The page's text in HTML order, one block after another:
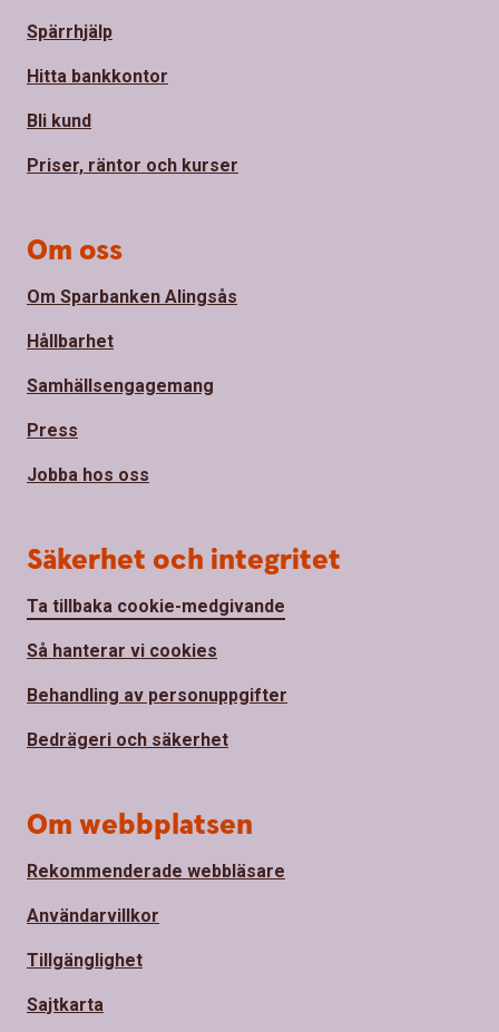
Spärrhjälp
Hitta bankkontor
Bli kund
Priser, räntor och kurser
Om oss
Om Sparbanken Alingsås
Hållbarhet
Samhällsengagemang
Press
Jobba hos oss
Säkerhet och integritet
Ta tillbaka cookie-medgivande
Så hanterar vi cookies
Behandling av personuppgifter
Bedrägeri och säkerhet
Om webbplatsen
Rekommenderade webbläsare
Användarvillkor
Tillgänglighet
Sajtkarta